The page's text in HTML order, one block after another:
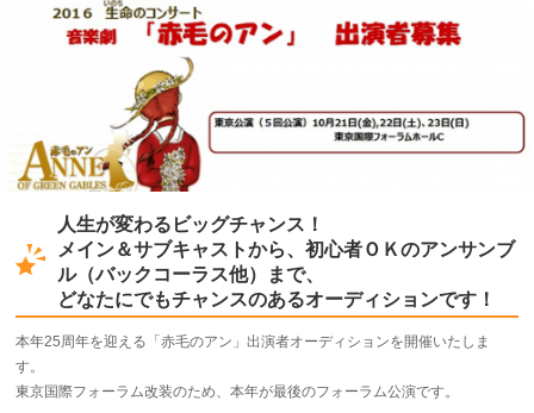
人生が変わるビッグチャンス！
メイン＆サブキャストから、初心者ＯＫのアンサンブ
ル（バックコーラス他）まで、
どなたにでもチャンスのあるオーディションです！
本年25周年を迎える「赤毛のアン」出演者オーディションを開催いたしま
す。
東京国際フォーラム改装のため、本年が最後のフォーラム公演です。